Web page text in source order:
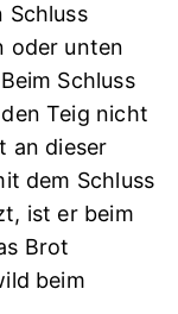
Schluss
oder unten
Schluss
Teig nicht
an dieser
dem Schluss
ist er beim
Brot
beim